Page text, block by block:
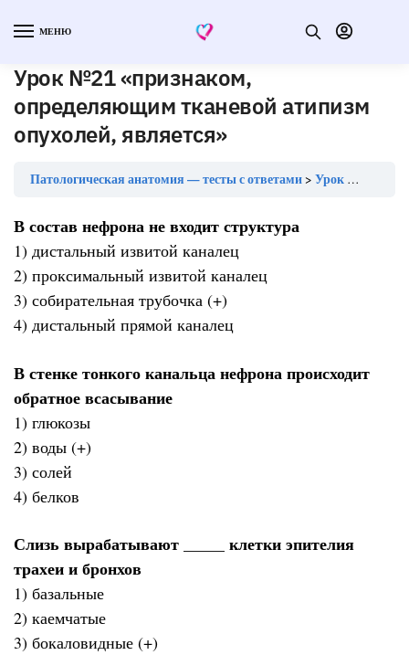
МЕНЮ
Урок №21 «признаком,
определяющим тканевой атипизм
опухолей, является»
Патологическая анатомия — тесты с ответами Урок №21 «признаком, определяющим тканевой атипизм опухолей, является»
В состав нефрона не входит структура
1) дистальный извитой каналец
2) проксимальный извитой каналец
3) собирательная трубочка (+)
4) дистальный прямой каналец
В стенке тонкого канальца нефрона происходит
обратное всасывание
1) глюкозы
2) воды (+)
3) солей
4) белков
Слизь вырабатывают _____ клетки эпителия
трахеи и бронхов
1) базальные
2) каемчатые
3) бокаловидные (+)